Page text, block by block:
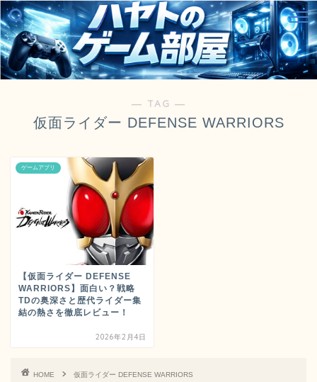
― TAG ―
仮面ライダー DEFENSE WARRIORS
ゲームアプリ
【仮面ライダー DEFENSE
WARRIORS】面白い？戦略
TDの奥深さと歴代ライダー集
結の熱さを徹底レビュー！
2026年2月4日
HOME 仮面ライダー DEFENSE WARRIORS